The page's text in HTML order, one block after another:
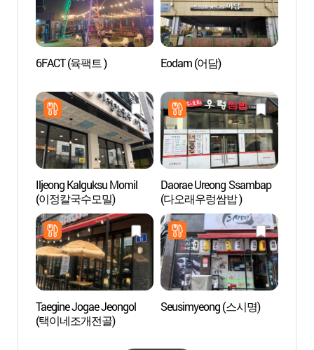
6FACT (육팩트 ) Eodam (어담)
Iljeong Kalguksu Momil
(이정칼국수모밀)
Daorae Ureong Ssambap
(다오래우렁쌈밥 )
Taegine Jogae Jeongol
(택이네조개전골)
Seusimyeong (스시명)